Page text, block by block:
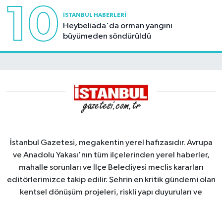
10 İSTANBUL HABERLERI
Heybeliada'da orman yangını
büyümeden söndürüldü
İstanbul Gazetesi, megakentin yerel hafızasıdır. Avrupa
ve Anadolu Yakası'nın tüm ilçelerinden yerel haberler,
mahalle sorunları ve İlçe Belediyesi meclis kararları
editörlerimizce takip edilir. Şehrin en kritik gündemi olan
kentsel dönüşüm projeleri, riskli yapı duyuruları ve